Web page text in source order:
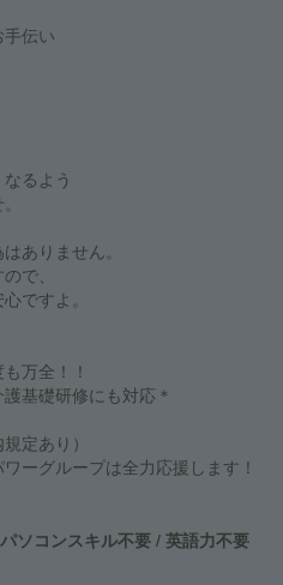
伝い
るよう
ありません。
で、
ですよ。
万全！！
基礎研修にも対応＊
定あり）
ーグループは全力応援します！
ソコンスキル不要 / 英語力不要